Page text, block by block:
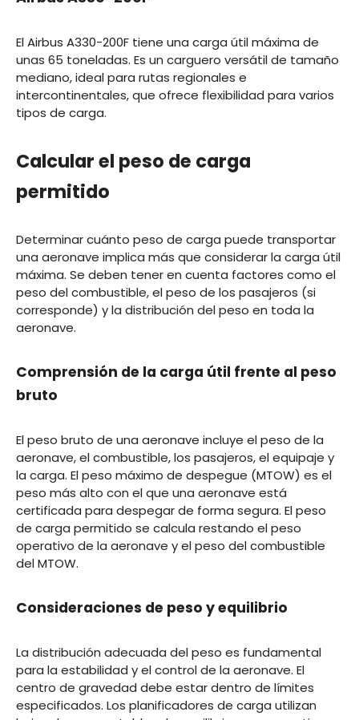
El Airbus A330-200F tiene una carga útil máxima de
unas 65 toneladas. Es un carguero versátil de tamaño
mediano, ideal para rutas regionales e
intercontinentales, que ofrece flexibilidad para varios
tipos de carga.
Calcular el peso de carga
permitido
Determinar cuánto peso de carga puede transportar
una aeronave implica más que considerar la carga útil
máxima. Se deben tener en cuenta factores como el
peso del combustible, el peso de los pasajeros (si
corresponde) y la distribución del peso en toda la
aeronave.
Comprensión de la carga útil frente al peso
bruto
El peso bruto de una aeronave incluye el peso de la
aeronave, el combustible, los pasajeros, el equipaje y
la carga. El peso máximo de despegue (MTOW) es el
peso más alto con el que una aeronave está
certificada para despegar de forma segura. El peso
de carga permitido se calcula restando el peso
operativo de la aeronave y el peso del combustible
del MTOW.
Consideraciones de peso y equilibrio
La distribución adecuada del peso es fundamental
para la estabilidad y el control de la aeronave. El
centro de gravedad debe estar dentro de límites
especificados. Los planificadores de carga utilizan